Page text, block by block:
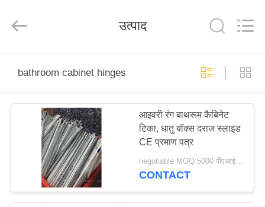
उत्पादों
बारे
Hardware
Factory.
Reserved.
उत्पाद
bathroom cabinet hinges
आइवरी रंग बाथरूम कैबिनेट
टिका, धातु बॉक्स दराज स्लाइड
CE प्रमाण पत्र
negotiable MOQ:5000 पीएआईआर
CONTACT